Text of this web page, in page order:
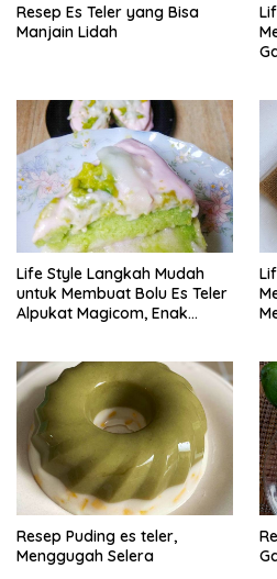
Resep Es Teler yang Bisa
Manjain Lidah
Life Style Langkah Mudah
untuk Membuat Bolu Es Teler
Alpukat Magicom, Enak
Resep Puding es teler,
Menggugah Selera